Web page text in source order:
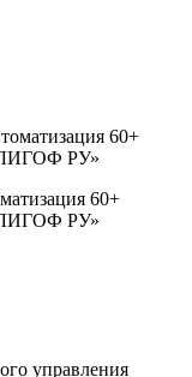
60+
РУ»